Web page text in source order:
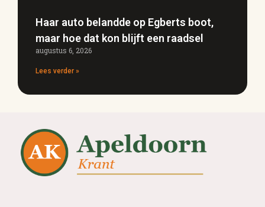
Haar auto belandde op Egberts boot,
maar hoe dat kon blijft een raadsel
augustus 6, 2026
Lees verder »